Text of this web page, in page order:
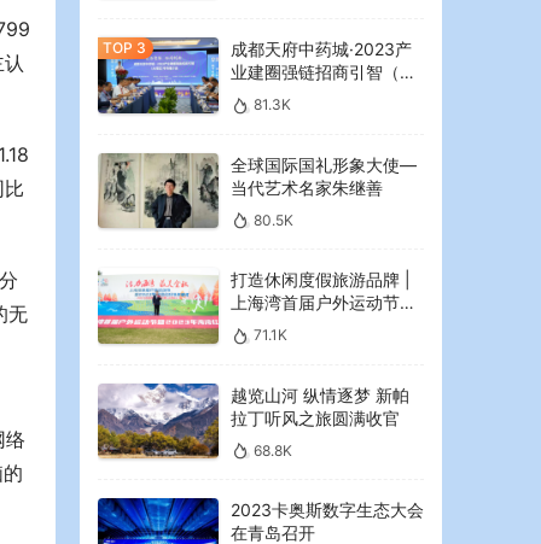
无
络
成都天府中药城·2023产
业建圈强链招商引智（大
湾区）专场推介会在广州
举行
81.3K
全球国际国礼形象大使—
当代艺术名家朱继善
80.5K
打造休闲度假旅游品牌 |
上海湾首届户外运动节暨
2023年海湾红叶节启幕
71.1K
越览山河 纵情逐梦 新帕
拉丁听风之旅圆满收官
68.8K
2023卡奥斯数字生态大会
在青岛召开